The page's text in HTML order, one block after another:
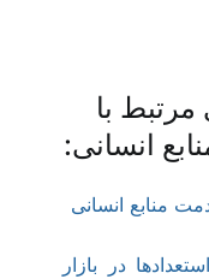
با
انسانی:
منابع انسانی
در بازار